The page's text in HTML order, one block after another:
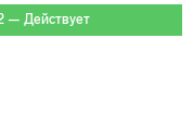
— Действует